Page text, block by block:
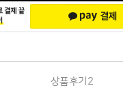
상품후기 2